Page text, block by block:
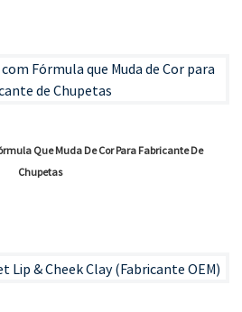
Que Muda De Cor Para Fabricante De
Chupetas